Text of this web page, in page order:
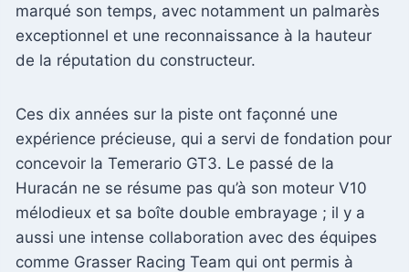
marqué son temps, avec notamment un palmarès
exceptionnel et une reconnaissance à la hauteur
de la réputation du constructeur.
Ces dix années sur la piste ont façonné une
expérience précieuse, qui a servi de fondation pour
concevoir la Temerario GT3. Le passé de la
Huracán ne se résume pas qu’à son moteur V10
mélodieux et sa boîte double embrayage ; il y a
aussi une intense collaboration avec des équipes
comme Grasser Racing Team qui ont permis à